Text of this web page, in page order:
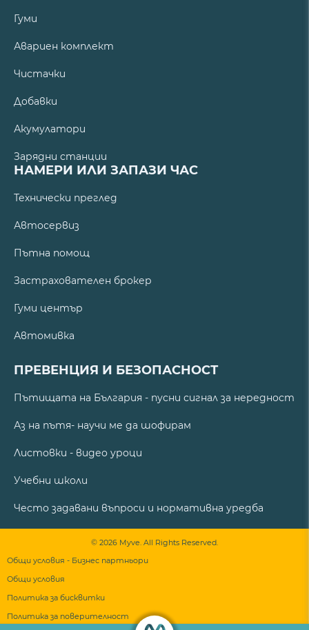
Гуми
Авариен комплект
Чистачки
Добавки
Акумулатори
Зарядни станции
НАМЕРИ ИЛИ ЗАПАЗИ ЧАС
Технически преглед
Автосервиз
Пътна помощ
Застрахователен брокер
Гуми център
Автомивка
ПРЕВЕНЦИЯ И БЕЗОПАСНОСТ
Пътищата на България - пусни сигнал за нередност
Аз на пътя- научи ме да шофирам
Листовки - видео уроци
Учебни школи
Често задавани въпроси и нормативна уредба
© 2026 Myve. All Rights Reserved.
Общи условия - Бизнес партньори
Общи условия
Политика за бисквитки
Политика за поверителност